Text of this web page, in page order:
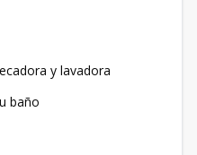
y lavadora
baño